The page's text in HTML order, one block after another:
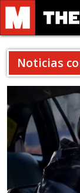
Noticias